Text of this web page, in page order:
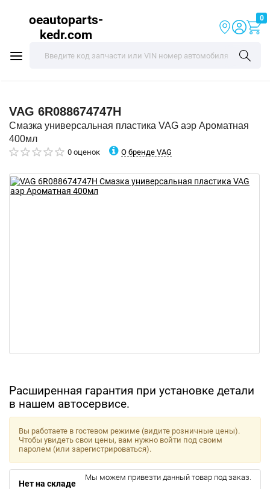
oeautoparts-
kedr.com
0
VAG 6R088674747H
Смазка универсальная пластика VAG аэр Ароматная
400мл
0 оценок О бренде VAG
Расширенная гарантия при установке детали
в нашем автосервисе.
Вы работаете в гостевом режиме (видите розничные цены).
Чтобы увидеть свои цены, вам нужно войти под своим
паролем (или зарегистрироваться).
Нет на складе
Мы можем привезти данный товар под заказ.